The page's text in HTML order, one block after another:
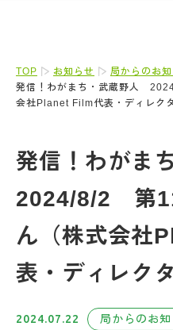
TOP お知らせ
局からのお知
発信！わがまち・武蔵野人
会社Planet Film代表・ディレクタ
発信！わがま
2024/8/2 第
ん（株式会社
表・ディレクタ
2024.07.22 局からのお